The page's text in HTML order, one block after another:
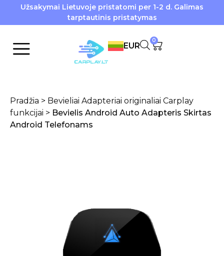
Užsakymai Lietuvoje pristatomi per 1-2 d. Galimas
tarptautinis pristatymas
EUR
0
Pradžia > Bevieliai Adapteriai originaliai Carplay
funkcijai > Bevielis Android Auto Adapteris Skirtas
Android Telefonams